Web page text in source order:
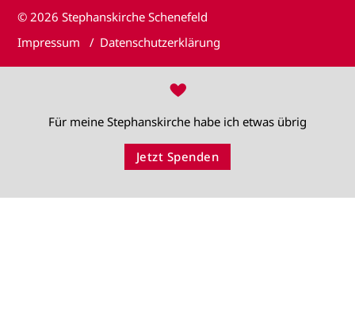
© 2026 Stephanskirche Schenefeld
Impressum
Datenschutzerklärung
♥
Für meine Stephanskirche habe ich etwas übrig
Jetzt Spenden